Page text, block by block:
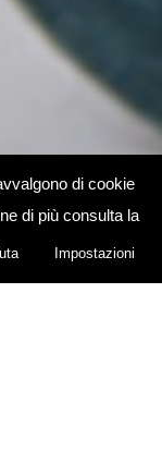
di cookie
di più consulta la
Impostazioni